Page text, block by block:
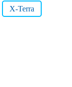
X-Terra